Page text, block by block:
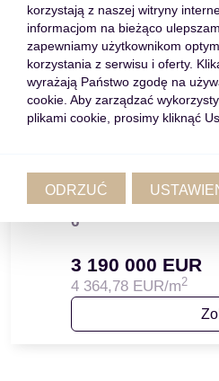
Pafos, Dystrykt
Willa na Cyprze z
parkingiem
3-kondygnacyjna willa
Morza Śródziemnego.
Liczba pokoi
6
3 190 000 EUR
4 364,78 EUR/m2
korzystają z naszej witryny
informacjom na bieżąco
zapewniamy użytkownikom
korzystania z serwisu i oferty.
wyrażają Państwo zgodę na
cookie. Aby zarządzać
plikami cookie, prosimy kliknąć
ODRZUĆ